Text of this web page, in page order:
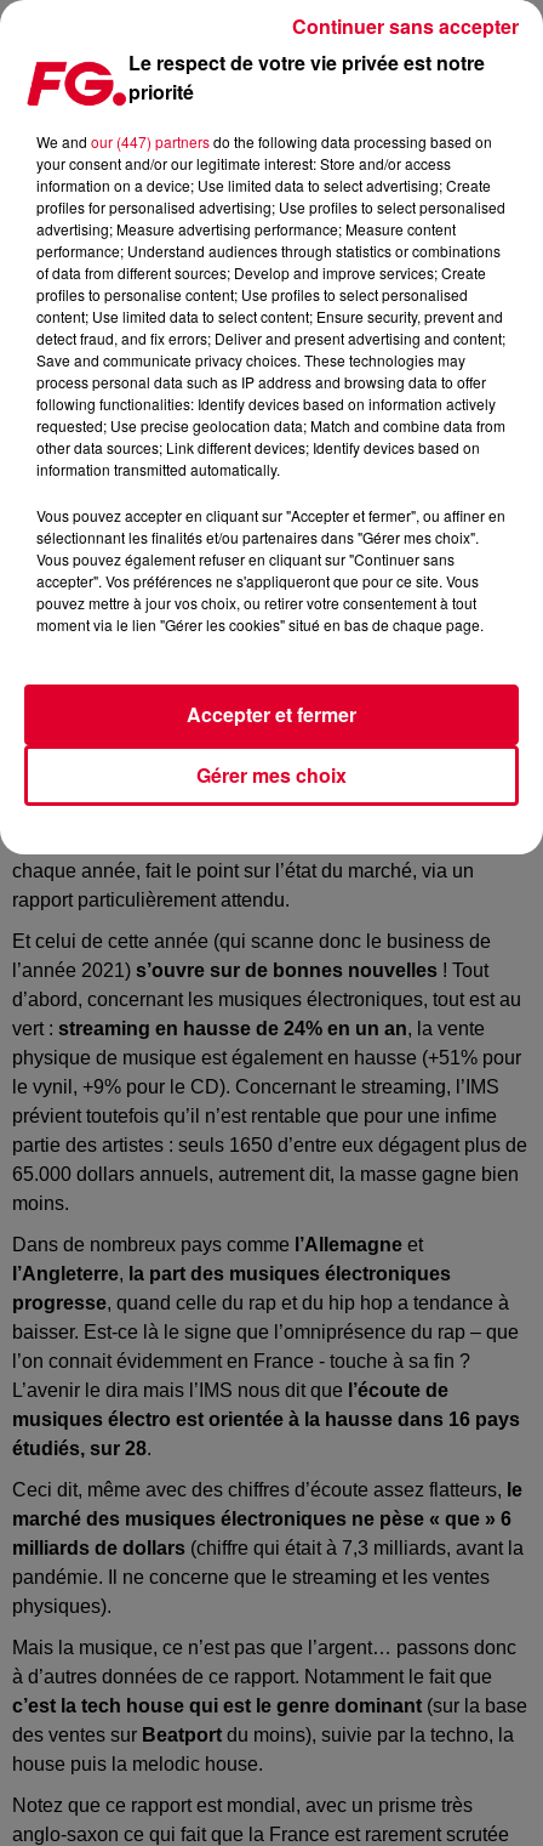
LE MARCHÉ DE L’ÉLECTRO PÈSE 6 MILLIARDS DE DOLLARS !
Publié : 2 mai 2022 à 12h53 par Christophe HUBERT
Crédit :@florenciaviadana / unsplash
Le marché de l’électro pèse 6 milliards de dollars !
La semaine dernière, en amont de l’ouverture de la saison
d’Ibiza, s’est tenul’International Music Summitqui réunit
chaque année, fait le point sur l’état du marché, via un
rapport particulièrement attendu.
Et celui de cette année (qui scanne donc le business de
l’année 2021) s’ouvre sur de bonnes nouvelles ! Tout
d’abord, concernant les musiques électroniques, tout est au
vert : streaming en hausse de 24% en un an, la vente
physique de musique est également en hausse (+51% pour
le vynil, +9% pour le CD). Concernant le streaming, l’IMS
prévient toutefois qu’il n’est rentable que pour une infime
partie des artistes : seuls 1650 d’entre eux dégagent plus de
65.000 dollars annuels, autrement dit, la masse gagne bien
moins.
Dans de nombreux pays comme l’Allemagne et
l’Angleterre, la part des musiques électroniques
progresse, quand celle du rap et du hip hop a tendance à
baisser. Est-ce là le signe que l’omniprésence du rap – que
l’on connait évidemment en France - touche à sa fin ?
L’avenir le dira mais l’IMS nous dit que l’écoute de
musiques électro est orientée à la hausse dans 16 pays
étudiés, sur 28.
Ceci dit, même avec des chiffres d’écoute assez flatteurs, le
marché des musiques électroniques ne pèse « que » 6
milliards de dollars (chiffre qui était à 7,3 milliards, avant la
pandémie. Il ne concerne que le streaming et les ventes
physiques).
Mais la musique, ce n’est pas que l’argent… passons donc
à d’autres données de ce rapport. Notamment le fait que
c’est la tech house qui est le genre dominant (sur la base
des ventes sur Beatport du moins), suivie par la techno, la
house puis la melodic house.
Notez que ce rapport est mondial, avec un prisme très
anglo-saxon ce qui fait que la France est rarement scrutée
Le respect de votre vie privée est notre
priorité
We and our (447) partnersdo the following data processing based on
your consent and/or our legitimate interest: Store and/or access
information on a device; Use limited data to select advertising; Create
profiles for personalised advertising; Use profiles to select personalised
advertising; Measure advertising performance; Measure content
performance; Understand audiences through statistics or combinations
of data from different sources; Develop and improve services; Create
profiles to personalise content; Use profiles to select personalised
content; Use limited data to select content; Ensure security, prevent and
detect fraud, and fix errors; Deliver and present advertising and content;
Save and communicate privacy choices. These technologies may
process personal data such as IP address and browsing data to offer
following functionalities: Identify devices based on information actively
requested; Use precise geolocation data; Match and combine data from
other data sources; Link different devices; Identify devices based on
information transmitted automatically.
Vous pouvez accepter en cliquant sur "Accepter et fermer", ou affiner en
sélectionnant les finalités et/ou partenaires dans "Gérer mes choix".
Vous pouvez également refuser en cliquant sur "Continuer sans
accepter". Vos préférences ne s'appliqueront que pour ce site. Vous
pouvez mettre à jour vos choix, ou retirer votre consentement à tout
moment via le lien "Gérer les cookies" situé en bas de chaque page.
Gérer mes choix
Accepter et fermer
Continuer sans accepter